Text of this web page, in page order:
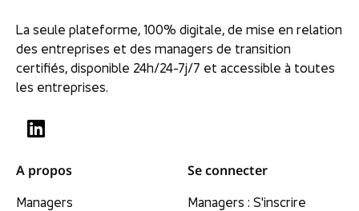
La seule plateforme, 100% digitale, de mise en relation
des entreprises et des managers de transition
certifiés, disponible 24h/24-7j/7 et accessible à toutes
les entreprises.
A propos
Managers
Se connecter
Managers : S'inscrire